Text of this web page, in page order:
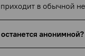
в обычной
анонимной?